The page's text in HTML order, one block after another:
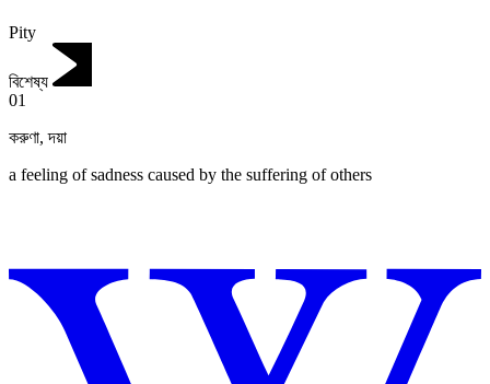
Pity
বিশেষ্য
01
করুণা,দয়া
a feeling of sadness caused by the suffering of others